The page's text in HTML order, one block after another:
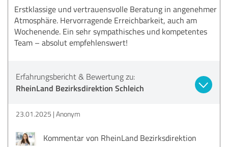
Erstklassige und vertrauensvolle Beratung in angenehmer
Atmosphäre. Hervorragende Erreichbarkeit, auch am
Wochenende. Ein sehr sympathisches und kompetentes
Team – absolut empfehlenswert!
Erfahrungsbericht & Bewertung zu:
RheinLand Bezirksdirektion Schleich
23.01.2025 Anonym
Kommentar von RheinLand Bezirksdirektion